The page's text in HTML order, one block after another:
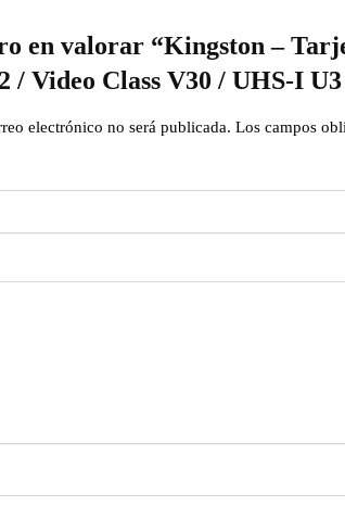
en valorar “Kingston –
/ Video Class V30 / UHS-I
electrónico no será publicada. Los campos